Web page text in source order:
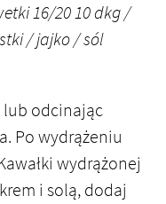
16/20 10 dkg /
/ jajko / sól
lub odcinając
Po wydrążeniu
wydrążonej
i solą, dodaj